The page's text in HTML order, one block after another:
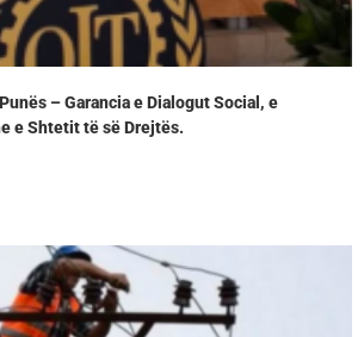
– Garancia e Dialogut Social, e
e Shtetit të së Drejtës.